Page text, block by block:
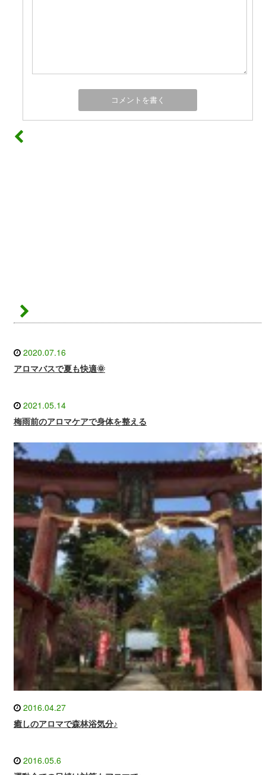
2020.07.16
アロマバスで夏も快適🌞
2021.05.14
梅雨前のアロマケアで身体を整える
2016.04.27
癒しのアロマで森林浴気分♪
2016.05.6